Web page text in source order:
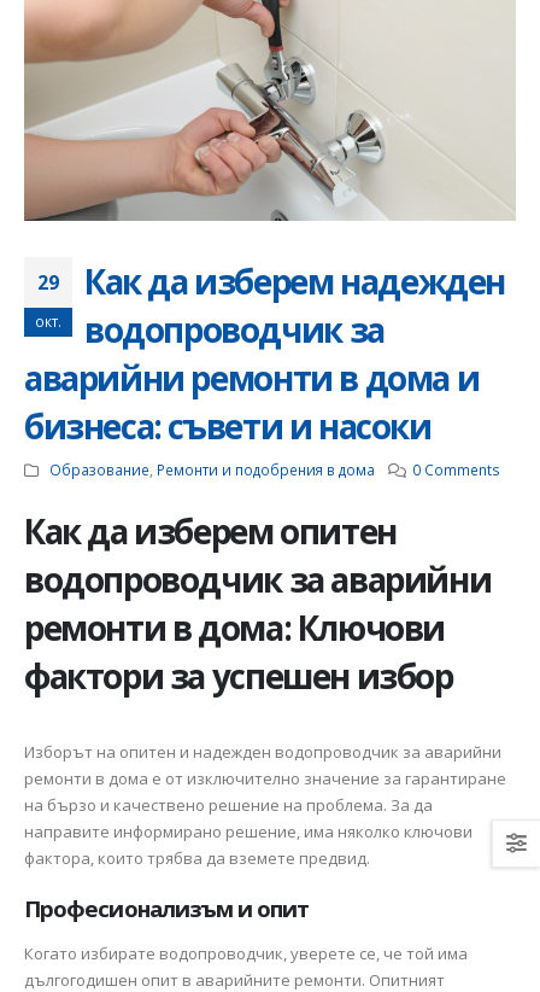
29
окт.
Как да изберем надежден
водопроводчик за
аварийни ремонти в дома и
бизнеса: съвети и насоки
Образование Ремонти и подобрения в дома 0 Comments
Как да изберем опитен
водопроводчик за аварийни
ремонти в дома: Ключови
фактори за успешен избор
Изборът на опитен и надежден водопроводчик за аварийни
ремонти в дома е от изключително значение за гарантиране
на бързо и качествено решение на проблема. За да
направите информирано решение, има няколко ключови
фактора, които трябва да вземете предвид.
Професионализъм и опит
Когато избирате водопроводчик, уверете се, че той има
дългогодишен опит в аварийните ремонти. Опитният